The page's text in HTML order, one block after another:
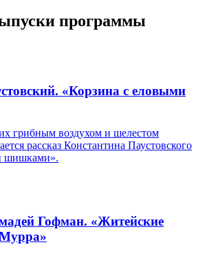
программы
«Корзина с еловыми
грибным воздухом и шелестом
рассказ Константина Паустовского
шишками».
Гофман. «Житейские
Мурра»